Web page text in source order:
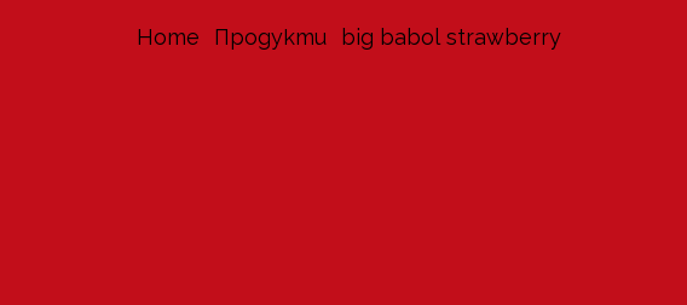
Home продукти big babol strawberry